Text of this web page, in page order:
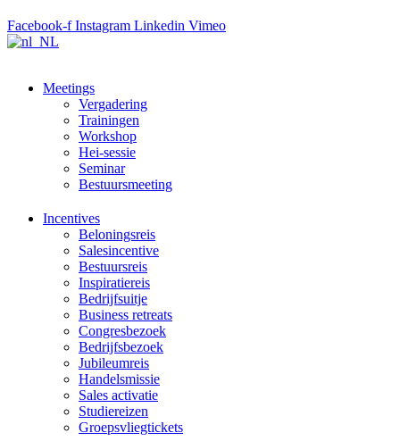
Facebook-f Instagram Linkedin Vimeo
Meetings
Vergadering
Trainingen
Workshop
Hei-sessie
Seminar
Bestuursmeeting
Incentives
Beloningsreis
Salesincentive
Bestuursreis
Inspiratiereis
Bedrijfsuitje
Business retreats
Congresbezoek
Bedrijfsbezoek
Jubileumreis
Handelsmissie
Sales activatie
Studiereizen
Groepsvliegtickets